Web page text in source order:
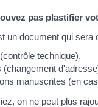
pas plastifier
un document qui sera
technique),
(changement
manuscrites (en
on ne peut plus